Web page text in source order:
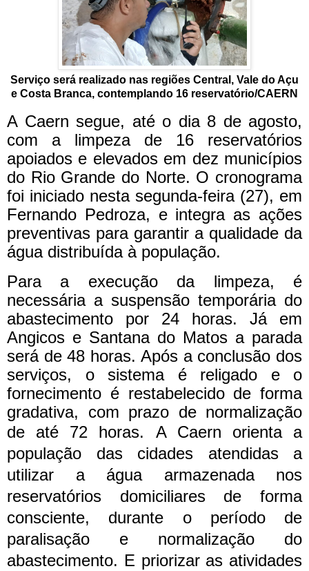
Serviço será realizado nas regiões Central, Vale do Açu
e Costa Branca, contemplando 16 reservatório/CAERN
A Caern segue, até o dia 8 de agosto,
com a limpeza de 16 reservatórios
apoiados e elevados em dez municípios
do Rio Grande do Norte. O cronograma
foi iniciado nesta segunda-feira (27), em
Fernando Pedroza, e integra as ações
preventivas para garantir a qualidade da
água distribuída à população.
Para a execução da limpeza, é
necessária a suspensão temporária do
abastecimento por 24 horas. Já em
Angicos e Santana do Matos a parada
será de 48 horas. Após a conclusão dos
serviços, o sistema é religado e o
fornecimento é restabelecido de forma
gradativa, com prazo de normalização
de até 72 horas. A Caern orienta a
população das cidades atendidas a
utilizar a água armazenada nos
reservatórios domiciliares de forma
consciente, durante o período de
paralisação e normalização do
abastecimento. E priorizar as atividades